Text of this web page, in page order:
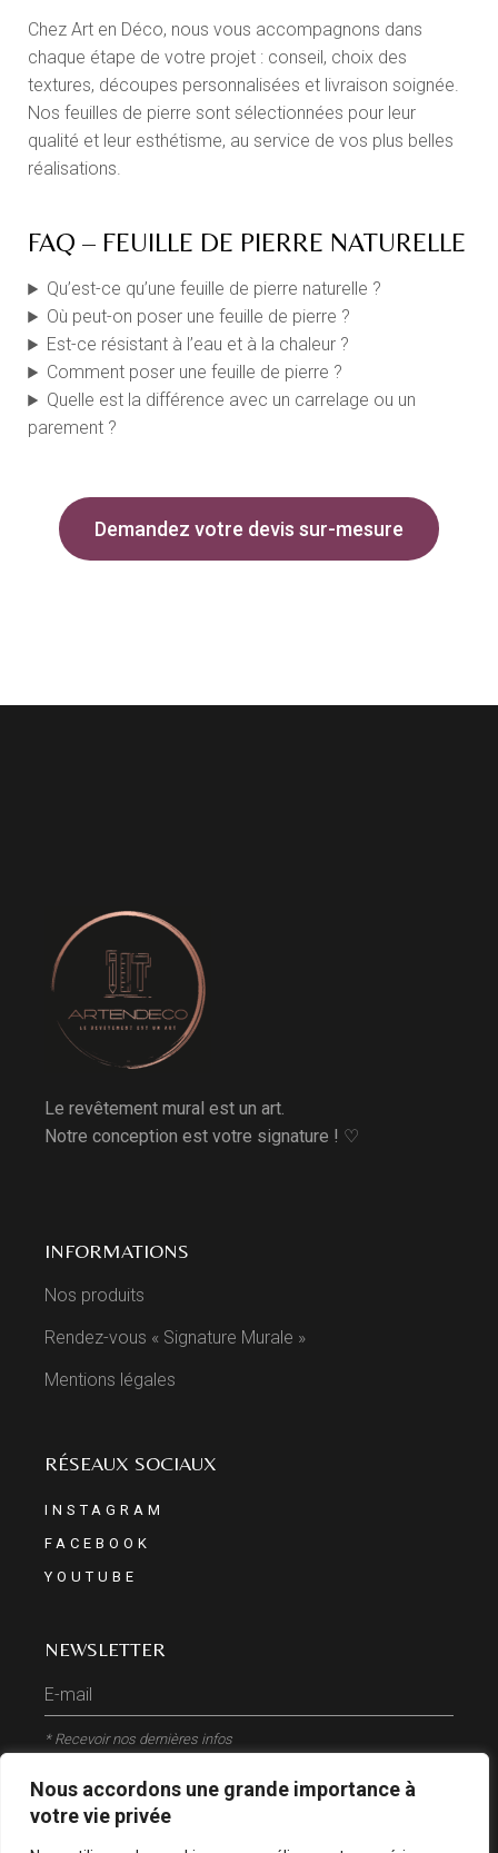
Nous accordons une grande importance à
votre vie privée
Chez Art en Déco, nous vous accompagnons dans
chaque étape de votre projet : conseil, choix des
textures, découpes personnalisées et livraison soignée.
Nos feuilles de pierre sont sélectionnées pour leur
qualité et leur esthétisme, au service de vos plus belles
réalisations.
FAQ – FEUILLE DE PIERRE NATURELLE
Qu’est-ce qu’une feuille de pierre naturelle ?
Où peut-on poser une feuille de pierre ?
Est-ce résistant à l’eau et à la chaleur ?
Comment poser une feuille de pierre ?
Quelle est la différence avec un carrelage ou un
parement ?
Demandez votre devis sur-mesure
Le revêtement mural est un art.
Notre conception est votre signature ! ♡
INFORMATIONS
Nos produits
Rendez-vous « Signature Murale »
Mentions légales
RÉSEAUX SOCIAUX
INSTAGRAM
FACEBOOK
YOUTUBE
NEWSLETTER
* Recevoir nos dernières infos
ENVOYER